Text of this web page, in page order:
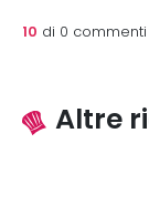
10 di 0 commenti
Altre